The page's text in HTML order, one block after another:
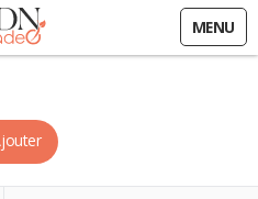
MENU